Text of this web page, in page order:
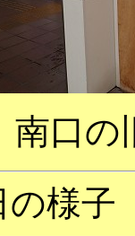
南口の
の様子